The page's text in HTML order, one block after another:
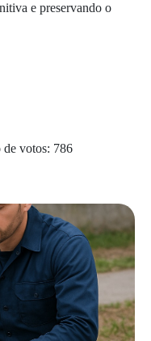
e preservando o
votos: 786